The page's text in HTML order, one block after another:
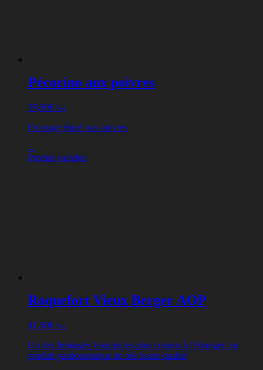
Pécorino aux poivres
39,50€ /kg
Fromage épicé aux poivres
...
Produit variable
Roquefort Vieux Berger AOP
41,50€ /kg
Un des fromages français les plus connus à l’étranger, un
produit gastronomique de très haute qualité